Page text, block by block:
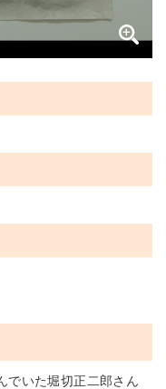
でいた堀切正二郎さん